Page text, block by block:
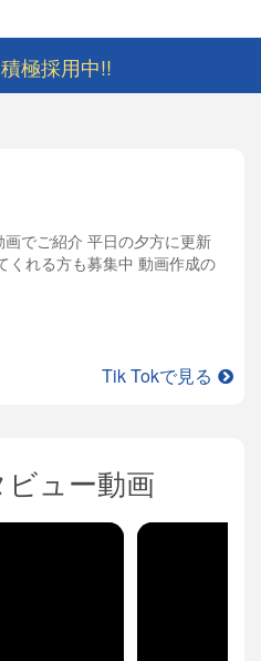
積極採用中!!
でご紹介 平日の夕方に更新
くれる方も募集中 動画作成の
Tik Tokで見る
ュー動画